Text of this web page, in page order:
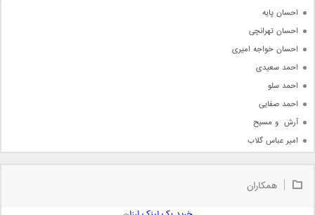
احسان پایه
احسان تهرانچی
احسان خواجه امیری
احمد سعیدی
احمد سلو
احمد صفایی
آرش  و مسیح
امیر عباس گلاب
امیر علی
همکاران